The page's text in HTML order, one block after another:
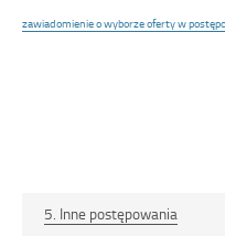
zawiadomienie o wyborze oferty w
5. Inne postępowania